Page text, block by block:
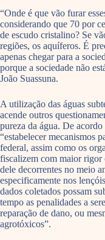
“Onde é que vão furar
considerando que 70 por
de escudo cristalino? Se
regiões, os aquíferos. É
apenas chegar para a
porque a sociedade não
João Suassuna.
A utilização das águas
acende outros
pureza da água. De
“estabelecer mecanismos
federal, assim como os
fiscalizem com maior rigor
dele decorrentes no meio
especificamente nos
dados coletados possam
tempo as penalidades a
reparação de dano, ou
agrotóxicos”.